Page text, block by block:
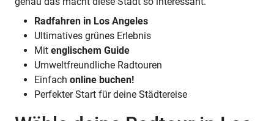
Radfahren in Los Angeles
Ultimatives grünes Erlebnis
Mit englischem Guide
Umweltfreundliche Radtouren
Einfach online buchen!
Perfekter Start für deine Städtereise